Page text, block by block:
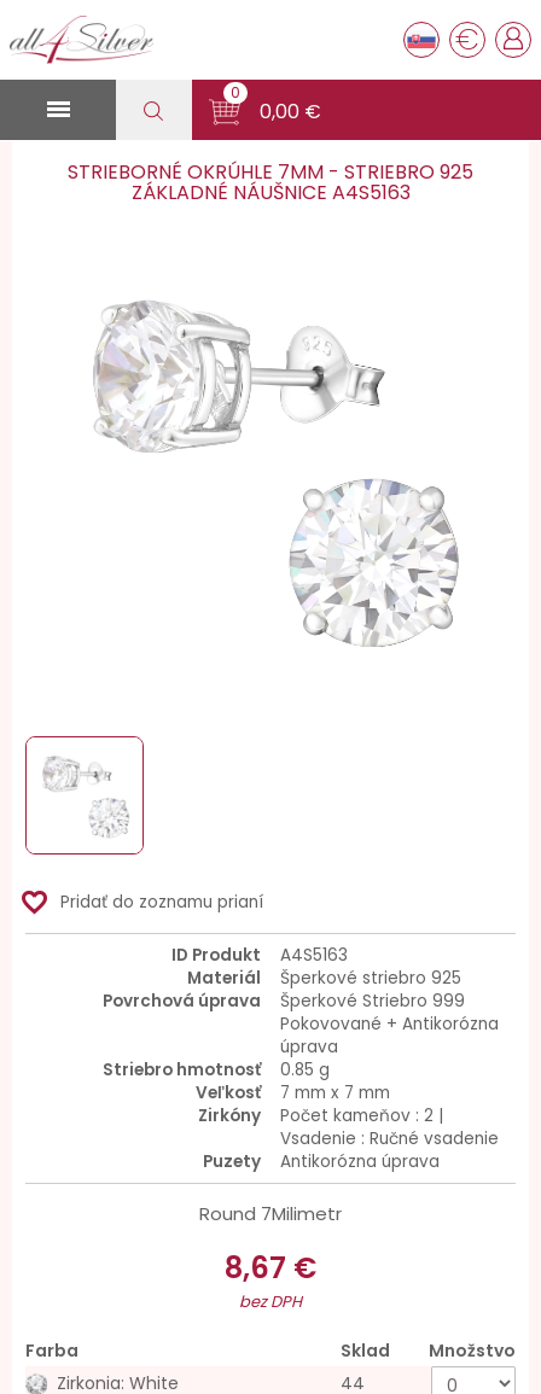
€

0
0,00 €
STRIEBORNÉ OKRÚHLE 7MM - STRIEBRO 925
ZÁKLADNÉ NÁUŠNICE A4S5163
favorite_border Pridať do zoznamu prianí
ID Produkt
A4S5163
Materiál
Šperkové striebro 925
Povrchová úprava
Šperkové Striebro 999
Pokovované + Antikorózna
úprava
Striebro hmotnosť
0.85 g
Veľkosť
7 mm x 7 mm
Zirkóny
Počet kameňov : 2 |
Vsadenie : Ručné vsadenie
Puzety
Antikorózna úprava
Round 7Milimetr
8,67 €
bez DPH
Farba Sklad
Množstvo
Zirkonia: White
44